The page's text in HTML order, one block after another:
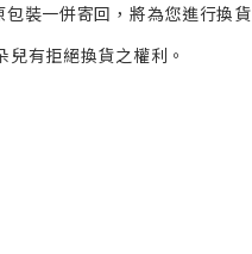
裝一併寄回，將為您進行換貨
有拒絕換貨之權利。